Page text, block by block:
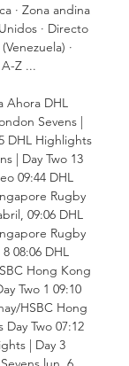
· Zona andina
· Directo
·
Z ...
Ahora DHL
Sevens |
DHL Highlights
| Day Two 13
09:44 DHL
Rugby
09:06 DHL
Rugby
08:06 DHL
Hong Kong
Two 1 09:10
HSBC Hong
Two 07:12
| Day 3